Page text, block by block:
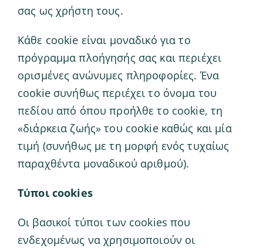
σας ως χρήστη τους.
Κάθε cookie είναι μοναδικό για το
πρόγραμμα πλοήγησής σας και περιέχει
ορισμένες ανώνυμες πληροφορίες. Ένα
cookie συνήθως περιέχει το όνομα του
πεδίου από όπου προήλθε το cookie, τη
«διάρκεια ζωής» του cookie καθώς και μία
τιμή (συνήθως με τη μορφή ενός τυχαίως
παραχθέντα μοναδικού αριθμού).
Τύποι cookies
Οι βασικοί τύποι των cookies που
ενδεχομένως να χρησιμοποιούν οι